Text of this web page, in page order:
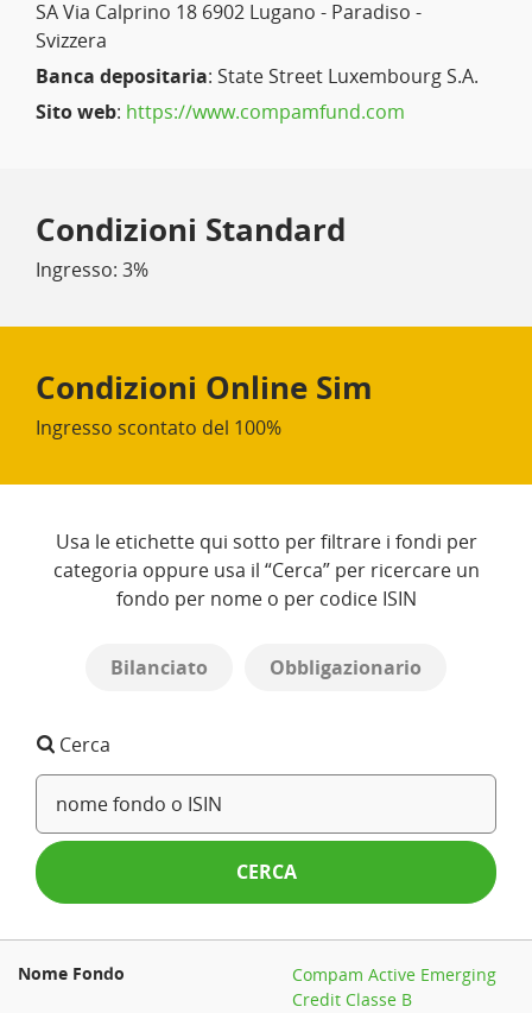
SA Via Calprino 18 6902 Lugano - Paradiso -
Svizzera
Banca depositaria: State Street Luxembourg S.A.
Sito web: https://www.compamfund.com
Condizioni Standard
Ingresso: 3%
Condizioni Online Sim
Ingresso scontato del 100%
Usa le etichette qui sotto per filtrare i fondi per
categoria oppure usa il “Cerca” per ricercare un
fondo per nome o per codice ISIN
Bilanciato Obbligazionario
Cerca
CERCA
Compam Active Emerging
Credit Classe B